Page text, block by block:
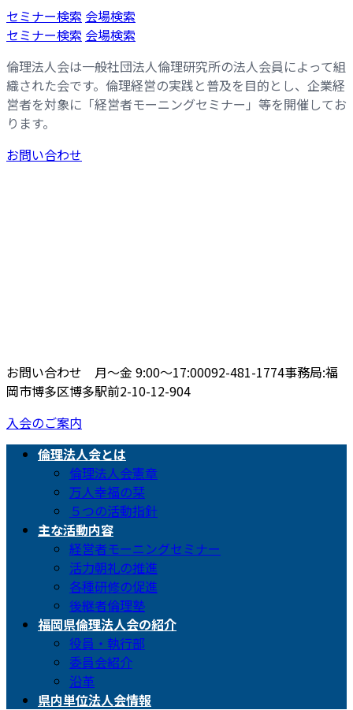
コ
ン
ン
ツ
へ
ス
キ
ッ
ナ
ビ
ー
シ
ョ
ン
に
移
セミナー検索 会場検索
セミナー検索 会場検索
倫理法人会は一般社団法人倫理研究所の法人会員によって組
織された会です。倫理経営の実践と普及を目的とし、企業経
営者を対象に「経営者モーニングセミナー」等を開催してお
ります。
お問い合わせ
お問い合わせ 月〜金 9:00〜17:00092-481-1774事務局:福
岡市博多区博多駅前2-10-12-904
入会のご案内
倫理法人会とは
倫理法人会憲章
万人幸福の栞
５つの活動指針
主な活動内容
経営者モーニングセミナー
活力朝礼の推進
各種研修の促進
後継者倫理塾
福岡県倫理法人会の紹介
役員・執行部
委員会紹介
沿革
県内単位法人会情報